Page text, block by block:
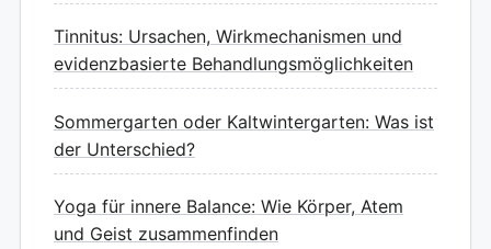
Tinnitus: Ursachen, Wirkmechanismen und
evidenzbasierte Behandlungsmöglichkeiten
Sommergarten oder Kaltwintergarten: Was ist
der Unterschied?
Yoga für innere Balance: Wie Körper, Atem
und Geist zusammenfinden